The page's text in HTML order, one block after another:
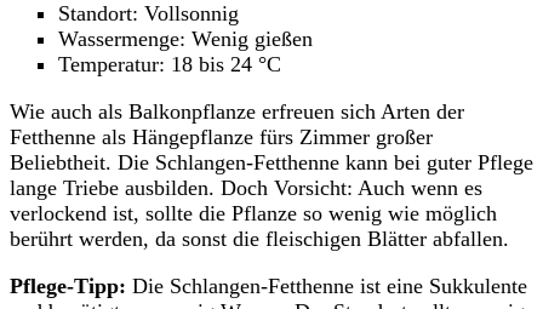
Standort: Vollsonnig
Wassermenge: Wenig gießen
Temperatur: 18 bis 24 °C
Wie auch als Balkonpflanze erfreuen sich Arten der
Fetthenne als Hängepflanze fürs Zimmer großer
Beliebtheit. Die Schlangen-Fetthenne kann bei guter Pflege
lange Triebe ausbilden. Doch Vorsicht: Auch wenn es
verlockend ist, sollte die Pflanze so wenig wie möglich
berührt werden, da sonst die fleischigen Blätter abfallen.
Pflege-Tipp: Die Schlangen-Fetthenne ist eine Sukkulente